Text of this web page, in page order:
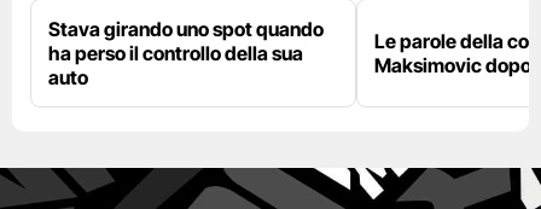
Stava girando uno spot quando
ha perso il controllo della sua
auto
Le parole della
Maksimovic dopo